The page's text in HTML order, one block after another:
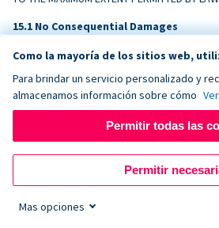
No Consequential Damages
CONSEQUENTIAL, SPECIAL, EXEMPLARY, OR
LOSS OF PROFITS, REVENUE, OR DATA,
Liability Cap
DONORBOX’S TOTAL AGGREGATE LIABILITY
CUSTOMER TO DONORBOX IN THE TWELVE
Como la mayoría de los sitios web,
Para brindar un servicio personalizado y
almacenamos información sobre cómo
Permitir todas las
Permitir
Mas opciones